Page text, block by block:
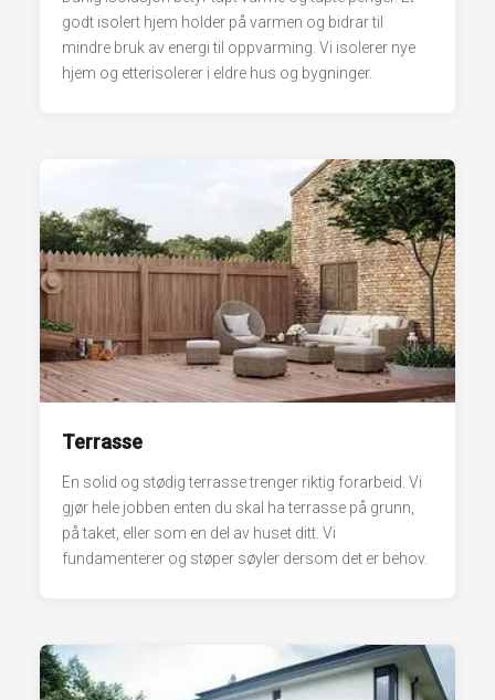
godt isolert hjem holder på varmen og bidrar til
mindre bruk av energi til oppvarming. Vi isolerer nye
hjem og etterisolerer i eldre hus og bygninger.
Terrasse
En solid og stødig terrasse trenger riktig forarbeid. Vi
gjør hele jobben enten du skal ha terrasse på grunn,
på taket, eller som en del av huset ditt. Vi
fundamenterer og støper søyler dersom det er behov.